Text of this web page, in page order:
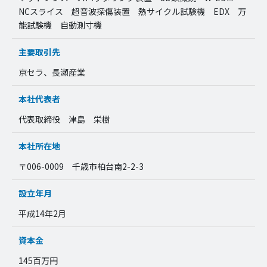
NCスライス 超音波探傷装置 熱サイクル試験機 EDX 万
能試験機 自動測寸機
主要取引先
京セラ、長瀬産業
本社代表者
代表取締役 津島 栄樹
本社所在地
〒006-0009 千歳市柏台南2-2-3
設立年月
平成14年2月
資本金
145百万円